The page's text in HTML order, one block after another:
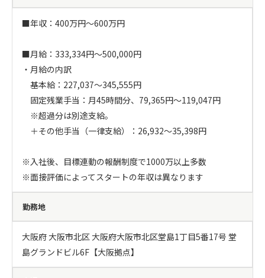
■年収：400万円～600万円
■月給：333,334円～500,000円
・月給の内訳
基本給：227,037～345,555円
固定残業手当：月45時間分、79,365円～119,047円
※超過分は別途支給。
＋その他手当（一律支給）：26,932～35,398円
※入社後、目標連動の報酬制度で1000万以上多数
※面接評価によってスタートの年収は異なります
勤務地
大阪府 大阪市北区 大阪府大阪市北区堂島1丁目5番17号 堂
島グランドビル6F【大阪拠点】